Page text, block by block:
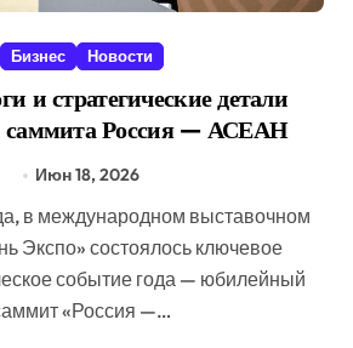
Бизнес Новости
и стратегические детали
саммита Россия — АСЕАН
Июн 18, 2026
Экспо» состоялось ключевое
событие года — юбилейный
«Россия —…